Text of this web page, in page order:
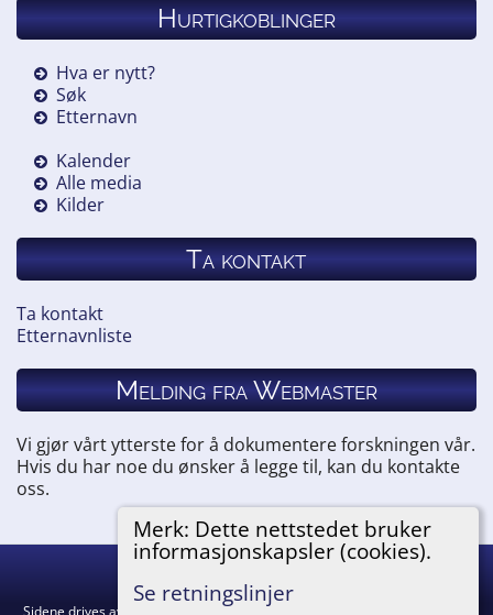
Merk: Dette nettstedet bruker
informasjonskapsler (cookies).
Se retningslinjer
Hurtigkoblinger
Hva er nytt?
Søk
Etternavn
Kalender
Alle media
Kilder
Ta kontakt
Ta kontakt
Etternavnliste
Melding fra Webmaster
Vi gjør vårt ytterste for å dokumentere forskningen vår.
Hvis du har noe du ønsker å legge til, kan du kontakte
oss.
Sidene drives av The Next Generation of Genealogy Sitebuilding